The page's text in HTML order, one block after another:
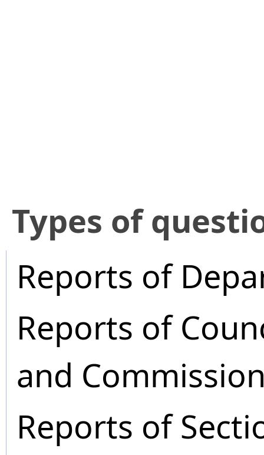
​Types of
Reports of
Reports of
and
Reports of